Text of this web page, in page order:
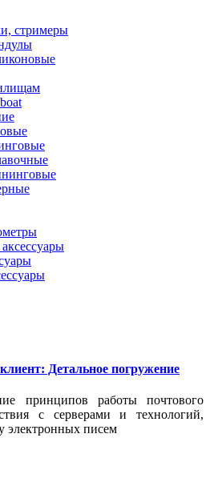
стримеры
Детальное погружение
принципов работы почтового
с серверами и технологий,
электронных писем